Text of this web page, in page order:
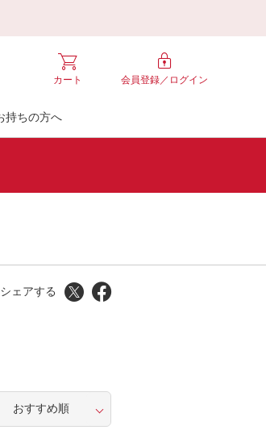
会員登録／ ログイン
カート
持ちの方へ
シェアする